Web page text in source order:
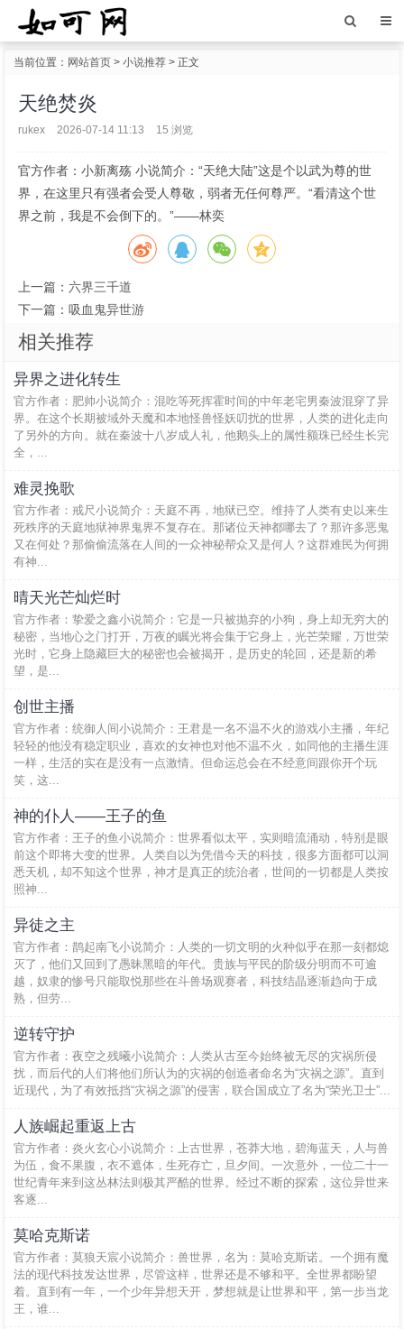
当前位置： 网站首页 > 小说推荐 > 正文
天绝焚炎
rukex 2026-07-14 11:13 15 浏览
官方作者：小新离殇 小说简介：“天绝大陆”这是个以武为尊的世
界，在这里只有强者会受人尊敬，弱者无任何尊严。“看清这个世
界之前，我是不会倒下的。”——林奕
上一篇： 六界三千道
下一篇： 吸血鬼异世游
相关推荐
异界之进化转生
官方作者：肥帅小说简介：混吃等死挥霍时间的中年老宅男秦波混穿了异
界。在这个长期被域外天魔和本地怪兽怪妖叨扰的世界，人类的进化走向
了另外的方向。就在秦波十八岁成人礼，他鹅头上的属性额珠已经生长完
全，...
难灵挽歌
官方作者：戒尺小说简介：天庭不再，地狱已空。维持了人类有史以来生
死秩序的天庭地狱神界鬼界不复存在。那诸位天神都哪去了？那许多恶鬼
又在何处？那偷偷流落在人间的一众神秘帮众又是何人？这群难民为何拥
有神...
晴天光芒灿烂时
官方作者：挚爱之鑫小说简介：它是一只被抛弃的小狗，身上却无穷大的
秘密，当地心之门打开，万夜的瞩光将会集于它身上，光芒荣耀，万世荣
光时，它身上隐藏巨大的秘密也会被揭开，是历史的轮回，还是新的希
望，是...
创世主播
官方作者：统御人间小说简介：王君是一名不温不火的游戏小主播，年纪
轻轻的他没有稳定职业，喜欢的女神也对他不温不火，如同他的主播生涯
一样，生活的实在是没有一点激情。但命运总会在不经意间跟你开个玩
笑，这...
神的仆人——王子的鱼
官方作者：王子的鱼小说简介：世界看似太平，实则暗流涌动，特别是眼
前这个即将大变的世界。人类自以为凭借今天的科技，很多方面都可以洞
悉天机，却不知这个世界，神才是真正的统治者，世间的一切都是人类按
照神...
异徒之主
官方作者：鹊起南飞小说简介：人类的一切文明的火种似乎在那一刻都熄
灭了，他们又回到了愚昧黑暗的年代。贵族与平民的阶级分明而不可逾
越，奴隶的惨号只能取悦那些在斗兽场观赛者，科技结晶逐渐趋向于成
熟，但劳...
逆转守护
官方作者：夜空之残曦小说简介：人类从古至今始终被无尽的灾祸所侵
扰，而后代的人们将他们所认为的灾祸的创造者命名为“灾祸之源”。直到
近现代，为了有效抵挡“灾祸之源”的侵害，联合国成立了名为“荣光卫士”...
人族崛起重返上古
官方作者：炎火玄心小说简介：上古世界，苍莽大地，碧海蓝天，人与兽
为伍，食不果腹，衣不遮体，生死存亡，旦夕间。一次意外，一位二十一
世纪青年来到这丛林法则极其严酷的世界。经过不断的探索，这位异世来
客逐...
莫哈克斯诺
官方作者：莫狼天宸小说简介：兽世界，名为：莫哈克斯诺。一个拥有魔
法的现代科技发达世界，尽管这样，世界还是不够和平。全世界都盼望
着。直到有一年，一个少年异想天开，梦想就是让世界和平，第一步当龙
王，谁...